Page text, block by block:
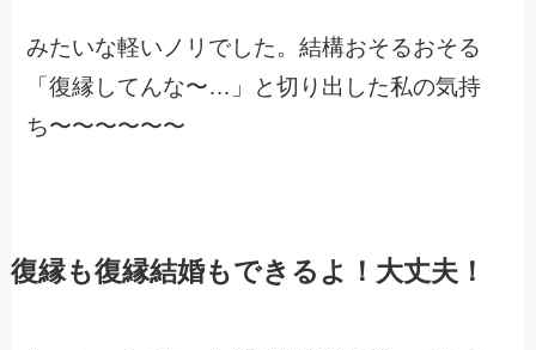
みたいな軽いノリでした。結構おそるおそる
「復縁してんな〜…」と切り出した私の気持
ち〜〜〜〜〜〜
復縁も復縁結婚もできるよ！大丈夫！